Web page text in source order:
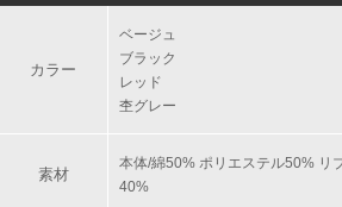
カラー
ベージュ
ブラック
レッド
杢グレー
素材
本体/綿50% ポリエステル50% リ
40%